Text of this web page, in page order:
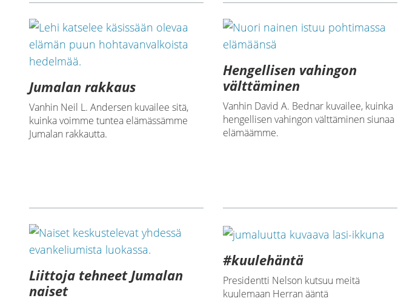
Jumalan rakkaus
Vanhin Neil L. Andersen kuvailee sitä,
kuinka voimme tuntea elämässämme
Jumalan rakkautta.
Hengellisen vahingon
välttäminen
Vanhin David A. Bednar kuvailee, kuinka
hengellisen vahingon välttäminen siunaa
elämäämme.
Liittoja tehneet Jumalan
naiset
#kuulehäntä
Presidentti Nelson kutsuu meitä
kuulemaan Herran ääntä